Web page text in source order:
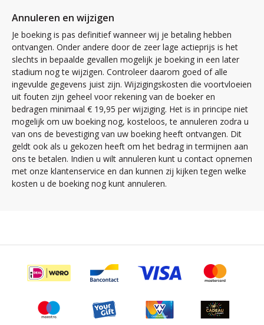
Annuleren en wijzigen
Je boeking is pas definitief wanneer wij je betaling hebben
ontvangen. Onder andere door de zeer lage actieprijs is het
slechts in bepaalde gevallen mogelijk je boeking in een later
stadium nog te wijzigen. Controleer daarom goed of alle
ingevulde gegevens juist zijn. Wijzigingskosten die voortvloeien
uit fouten zijn geheel voor rekening van de boeker en
bedragen minimaal € 19,95 per wijziging. Het is in principe niet
mogelijk om uw boeking nog, kosteloos, te annuleren zodra u
van ons de bevestiging van uw boeking heeft ontvangen. Dit
geldt ook als u gekozen heeft om het bedrag in termijnen aan
ons te betalen. Indien u wilt annuleren kunt u contact opnemen
met onze klantenservice en dan kunnen zij kijken tegen welke
kosten u de boeking nog kunt annuleren.